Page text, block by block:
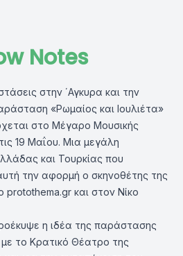
Notes
στην ΄Αγκυρα και την
«Ρωμαίος και Ιουλιέτα»
στο Μέγαρο Μουσικής
19 Μαΐου. Μια μεγάλη
και Τουρκίας που
την αφορμή ο σκηνοθέτης της
και στον Νίκο
η ιδέα της παράστασης
το Κρατικό Θέατρο της